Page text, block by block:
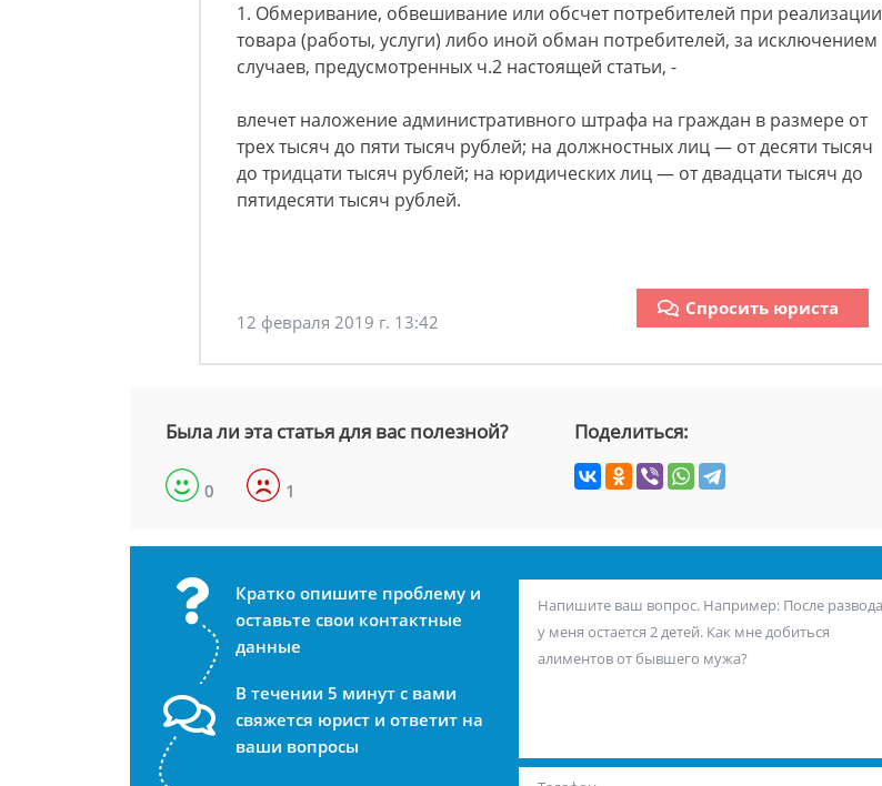
1. Обмеривание, обвешивание или обсчет потребителей при реализации
товара (работы, услуги) либо иной обман потребителей, за исключением
случаев, предусмотренных ч.2 настоящей статьи, -
влечет наложение административного штрафа на граждан в размере от
трех тысяч до пяти тысяч рублей; на должностных лиц — от десяти тысяч
до тридцати тысяч рублей; на юридических лиц — от двадцати тысяч до
пятидесяти тысяч рублей.
12 февраля 2019 г. 13:42
Спросить юриста
Была ли эта статья для вас полезной?
0 1
Поделиться:
Кратко опишите проблему и
оставьте свои контактные
данные
В течении 5 минут с вами
свяжется юрист и ответит на
ваши вопросы